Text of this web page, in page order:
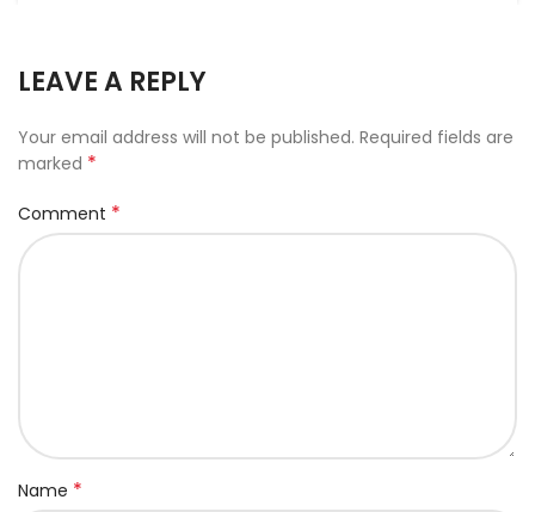
LEAVE A REPLY
Your email address will not be published. Required fields are
marked *
Comment *
Name *